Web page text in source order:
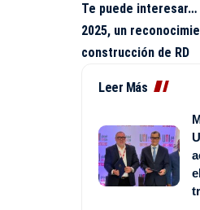
Te puede interesar…
2025, un
construcción de RD
Leer Más